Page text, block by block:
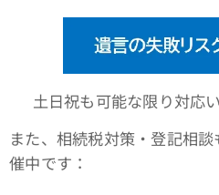
📆 土日祝も可能な限り対応
また、相続税対策・登記相
催中です：